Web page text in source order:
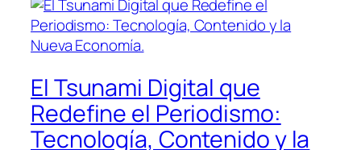
El Tsunami Digital que
Redefine el Periodismo:
Tecnología, Contenido y la